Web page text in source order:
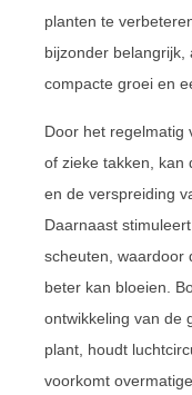
planten te
bijzonder belangrijk,
compacte groei en
Door het regelmatig
of zieke takken, kan
en de verspreiding
Daarnaast
scheuten, waardoor
beter kan bloeien.
ontwikkeling van de
plant, houdt
voorkomt